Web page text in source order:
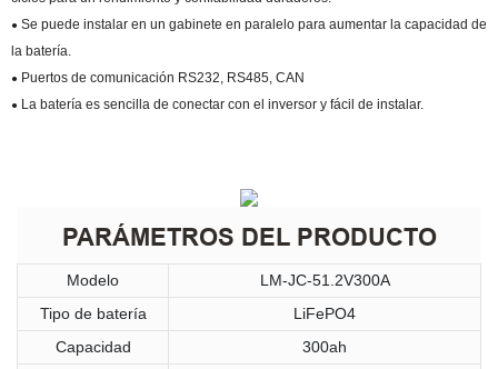
● Se puede instalar en un gabinete en paralelo para aumentar la capacidad de
la batería.
● Puertos de comunicación RS232, RS485, CAN
● La batería es sencilla de conectar con el inversor y fácil de instalar.
PARÁMETROS DEL PRODUCTO
Modelo
LM-JC-51.2V300A
Tipo de batería
LiFePO4
Capacidad
300ah